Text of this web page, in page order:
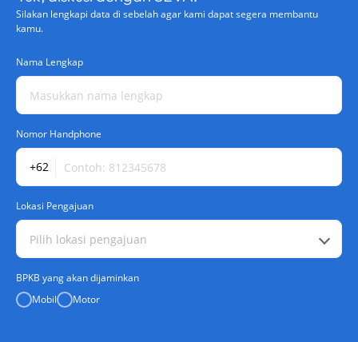
Silakan lengkapi data di sebelah agar kami dapat segera membantu
kamu.
Nama Lengkap
Nomor Handphone
+62
Lokasi Pengajuan
Pilih lokasi pengajuan
BPKB yang akan dijaminkan
Mobil
Motor